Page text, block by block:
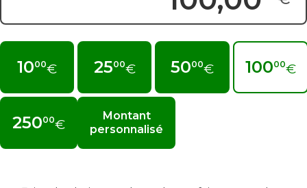
1000€ 2500€ 5000€ 10000€
25000€
Montant
personnalisé